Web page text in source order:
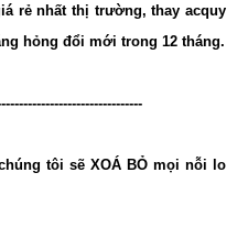
rẻ nhất thị trường, thay acquy
hỏng đổi mới trong 12 tháng.
tôi sẽ XOÁ BỎ mọi nỗi lo